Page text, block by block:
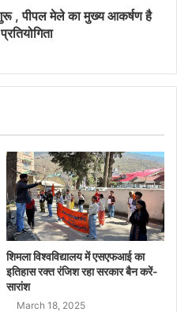
, पीपल मेले का मुख्य आकर्षण है
शिमला विश्वविद्यालय में एसएफआई का
इतिहास रक्त रंजिश रहा सरकार बैन करें-
सारांश
March 18, 2025